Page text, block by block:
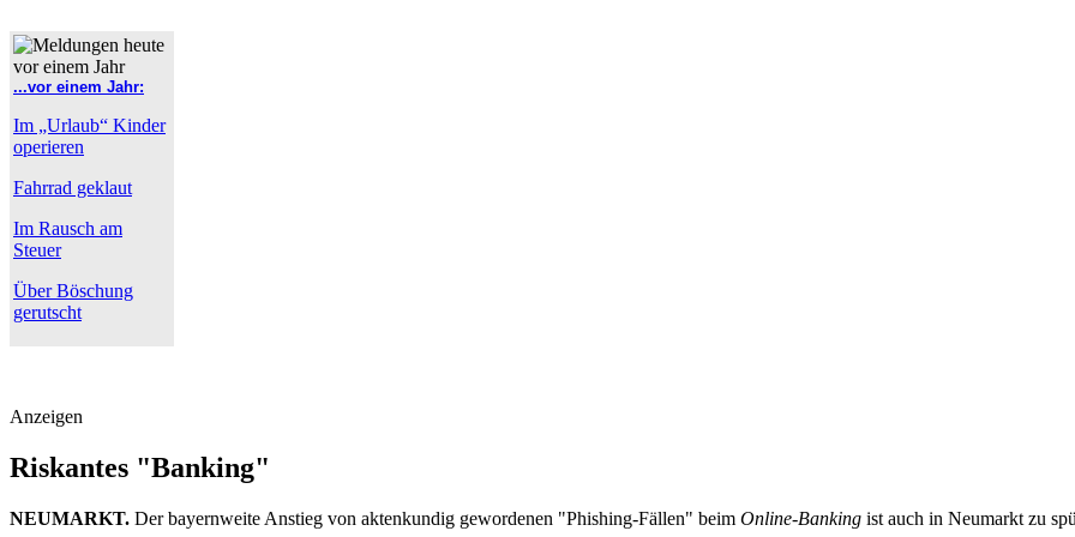
...vor einem Jahr:
Im „Urlaub“ Kinder
operieren
Fahrrad geklaut
Im Rausch am
Steuer
Über Böschung
gerutscht
Anzeigen
Riskantes "Banking"
NEUMARKT. Der bayernweite Anstieg von aktenkundig gewordenen "Phishing-Fällen" beim Online-Banking ist auch in Neumarkt zu